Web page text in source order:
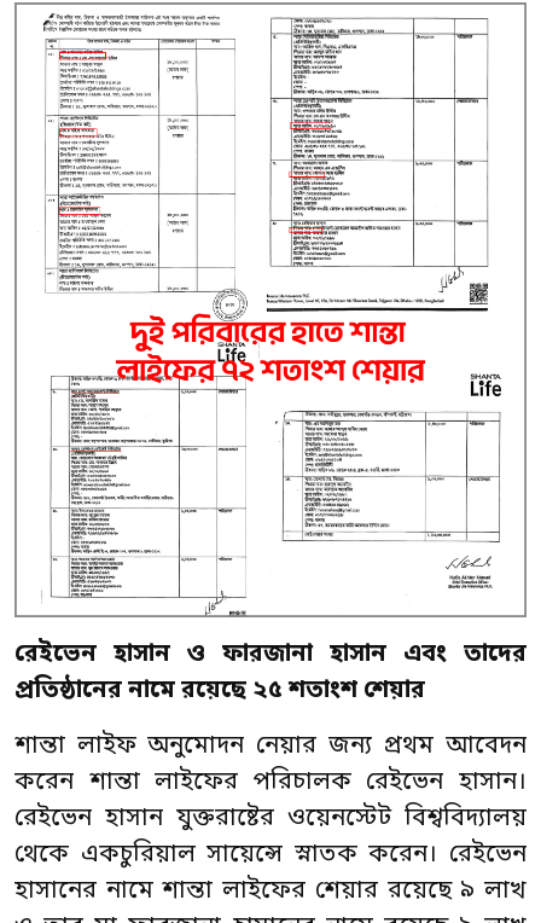
রেইভেন হাসান ও ফারজানা হাসান এবং তাদের
প্রতিষ্ঠানেরনামেরয়েছে ২৫ শতাংশ শেয়ার
শান্তা লাইফ অনুমোদন নেয়ার জন্য প্রথম আবেদন
করেন শান্তা লাইফের পরিচালক রেইভেন হাসান।
রেইভেন হাসান যুক্তরাষ্টের ওয়েনস্টেট বিশ্ববিদ্যালয়
থেকে একচুরিয়াল সায়েন্সে স্নাতক করেন। রেইভেন
হাসানের নামে শান্তা লাইফের শেয়ার রয়েছে ৯ লাখ